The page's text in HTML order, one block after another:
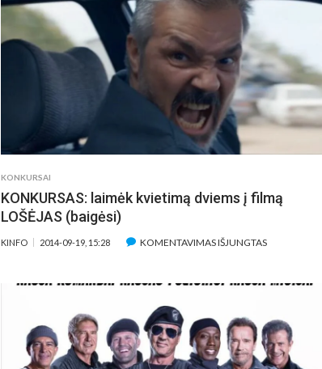
ANIMACINĮ
FILMĄ
DŽESIS
IR
PETAS
(BAIGĖSI)
KONKURSAI
KONKURSAS: laimėk kvietimą dviems į filmą
LOŠĖJAS (baigėsi)
KINFO 2014-09-19, 15:28 KOMENTAVIMAS IŠJUNGTASĮRAŠE
Į
FILMĄ
LOŠĖJAS